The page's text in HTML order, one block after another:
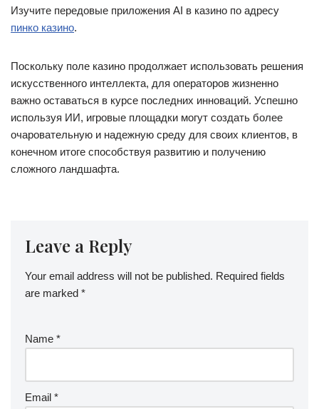
Изучите передовые приложения AI в казино по адресу
пинко казино.
Поскольку поле казино продолжает использовать решения
искусственного интеллекта, для операторов жизненно
важно оставаться в курсе последних инноваций. Успешно
используя ИИ, игровые площадки могут создать более
очаровательную и надежную среду для своих клиентов, в
конечном итоге способствуя развитию и получению
сложного ландшафта.
Leave a Reply
Your email address will not be published. Required fields
are marked *
Name *
Email *